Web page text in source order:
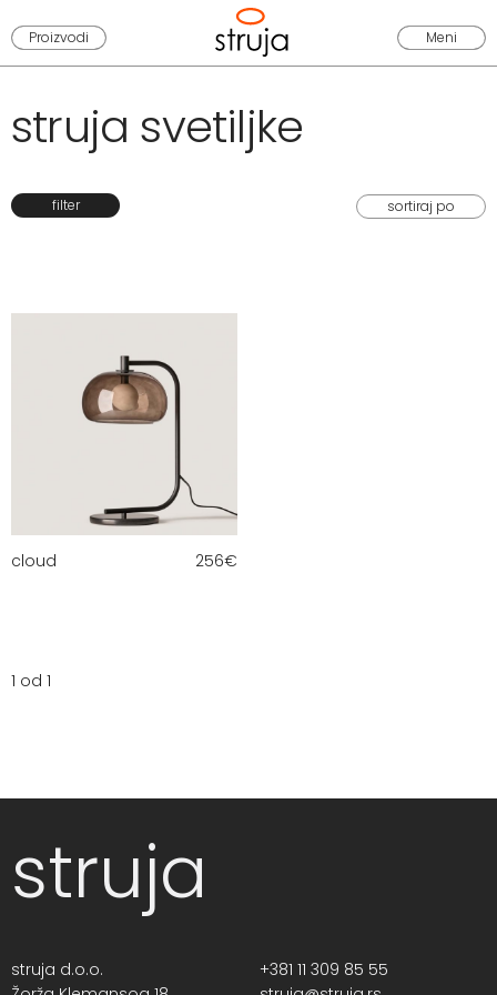
Proizvodi Meni
struja svetiljke
filter
cloud 256€
1 od 1
struja
struja d.o.o.
+381 11 309 85 55